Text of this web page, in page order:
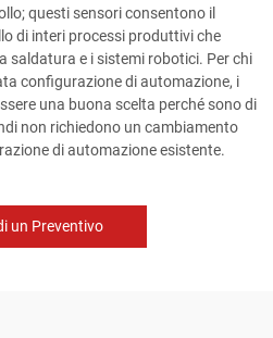
questi sensori consentono il
di interi processi produttivi che
saldatura e i sistemi robotici. Per chi
configurazione di automazione, i
una buona scelta perché sono di
non richiedono un cambiamento
di automazione esistente.
un Preventivo